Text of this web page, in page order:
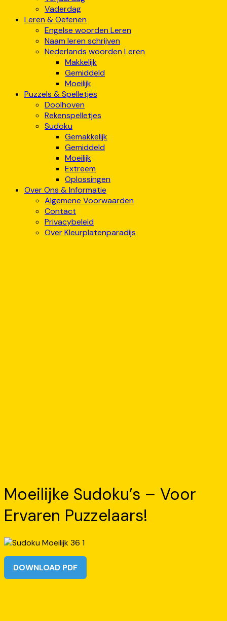
Vaderdag
Leren & Oefenen
Engelse woorden Leren
Naam leren schrijven
Nederlands woorden Leren
Makkelijk
Gemiddeld
Moeilijk
Puzzels & Spelletjes
Doolhoven
Rekenspelletjes
Sudoku
Gemakkelijk
Gemiddeld
Moeilijk
Extreem
Oplossingen
Over Ons & Informatie
Algemene Voorwaarden
Contact
Privacybeleid
Over Kleurplatenparadijs
Moeilijke Sudoku’s – Voor
Ervaren Puzzelaars!
DOWNLOAD PDF